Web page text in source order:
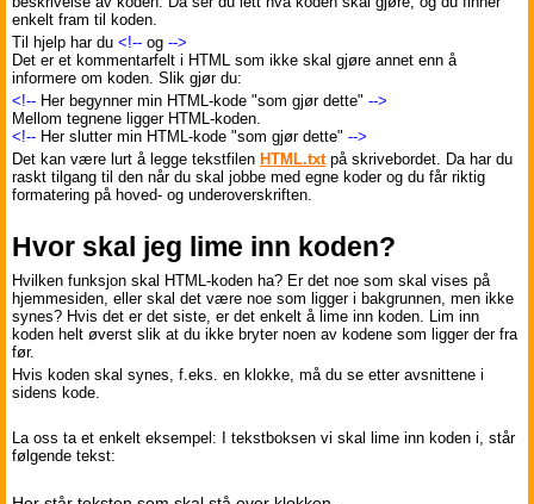
enkelt fram til koden.
Til hjelp har du <!-- og -->
Det er et kommentarfelt i HTML som ikke skal gjøre annet enn å
informere om koden. Slik gjør du:
<!-- Her begynner min HTML-kode "som gjør dette" -->
Mellom tegnene ligger HTML-koden.
<!-- Her slutter min HTML-kode "som gjør dette" -->
Det kan være lurt å legge tekstfilen HTML.txtpå skrivebordet. Da har du
raskt tilgang til den når du skal jobbe med egne koder og du får riktig
formatering på hoved- og underoverskriften.
Hvor skal jeg lime inn koden?
Hvilken funksjon skal HTML-koden ha? Er det noe som skal vises på
hjemmesiden, eller skal det være noe som ligger i bakgrunnen, men ikke
synes? Hvis det er det siste, er det enkelt å lime inn koden. Lim inn
koden helt øverst slik at du ikke bryter noen av kodene som ligger der fra
før.
Hvis koden skal synes, f.eks. en klokke, må du se etter avsnittene i
sidens kode.
La oss ta et enkelt eksempel: I tekstboksen vi skal lime inn koden i, står
følgende tekst: